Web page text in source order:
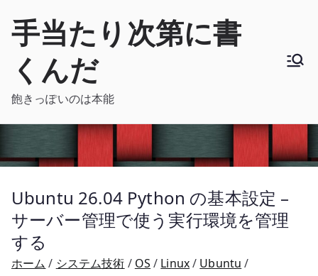
手当たり次第に書
くんだ
飽きっぽいのは本能
Ubuntu 26.04 Python の基本設定 –
サーバー管理で使う実行環境を管理
する
ホーム システム技術 OS Linux
Ubuntu